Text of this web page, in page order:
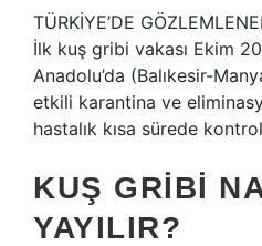
TÜRKİYE’DE
İlk kuş gribi vakası Ekim
Anadolu’da (Balıkesir-
etkili karantina ve
hastalık kısa sürede kontrol
KUŞ GRIBI
YAYILIR?